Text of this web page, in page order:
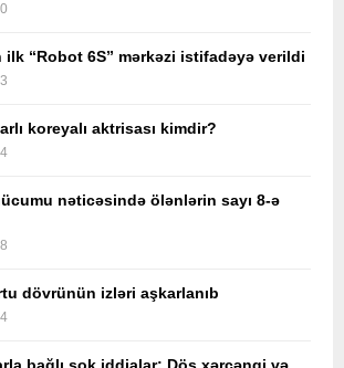
ilk “Robot 6S” mərkəzi istifadəyə verildi
koreyalı aktrisası kimdir?
nəticəsində ölənlərin sayı 8-ə
dövrünün izləri aşkarlanıb